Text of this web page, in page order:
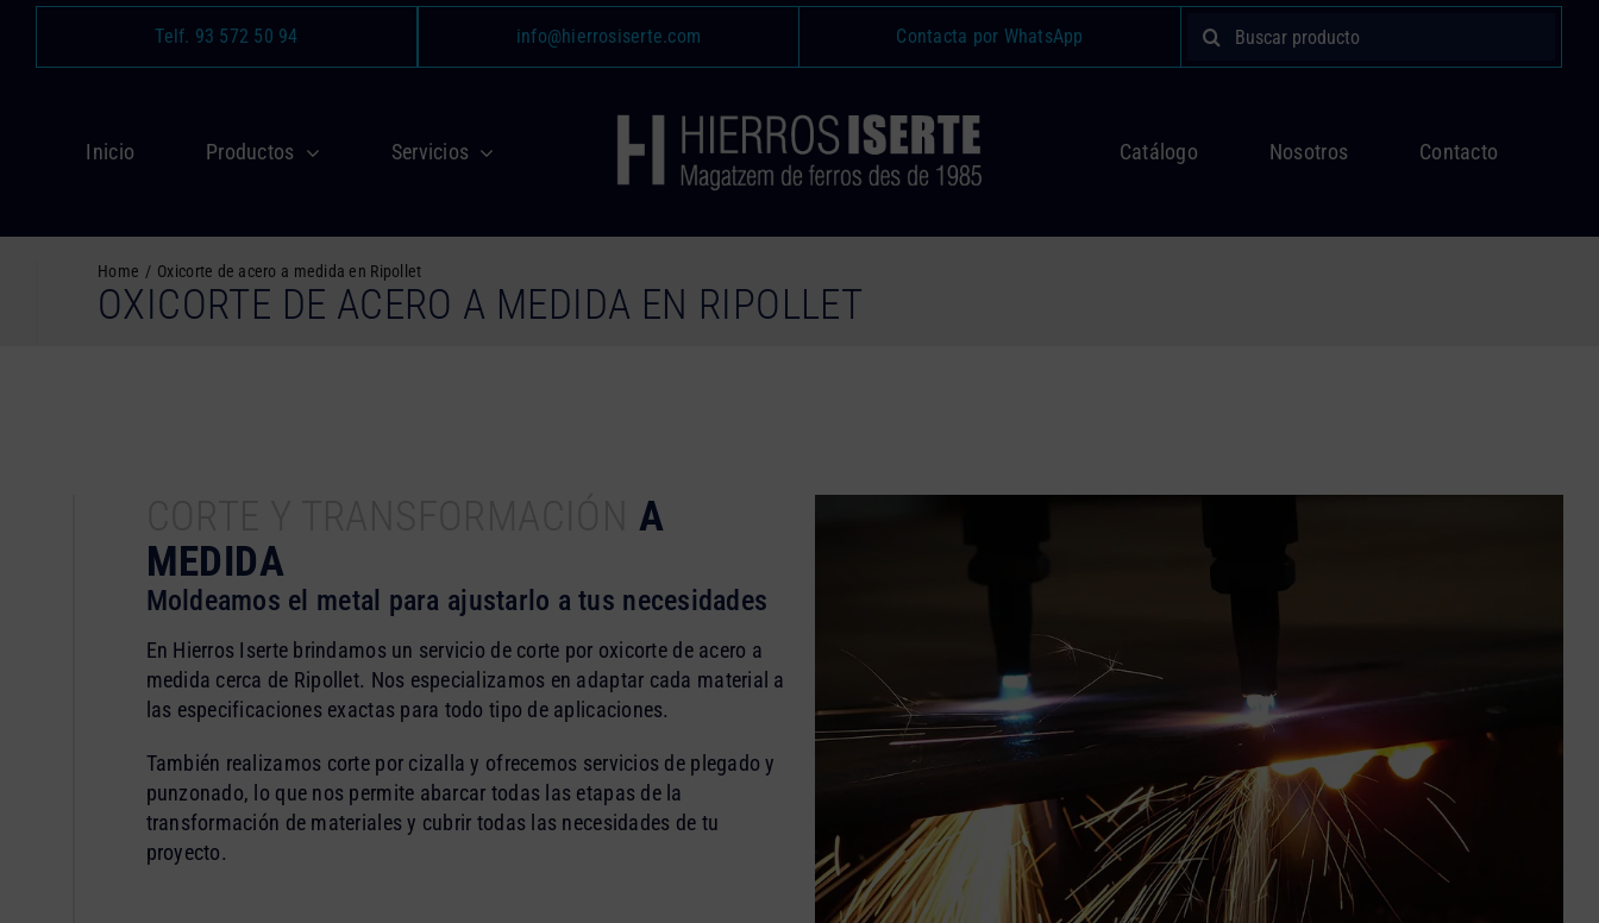
Saltar
contenido
Telf. 93 572 50 94 info@hierrosiserte.com Contacta por WhatsApp Buscar:
Inicio Productos Servicios Catálogo Nosotros Contacto
Home Oxicorte de acero a medida en Ripollet
OXICORTE DE ACERO A MEDIDA EN RIPOLLET
A
MEDIDA
Moldeamos el metal para ajustarlo a tus necesidades
En Hierros Iserte brindamos un servicio de corte por oxicorte de acero a
medida cerca de Ripollet. Nos especializamos en adaptar cada material a
las especificaciones exactas para todo tipo de aplicaciones.
También realizamos corte por cizalla y ofrecemos servicios de plegado y
punzonado, lo que nos permite abarcar todas las etapas de la
transformación de materiales y cubrir todas las necesidades de tu
proyecto.